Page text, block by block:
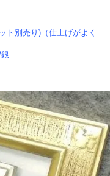
別売り)（仕上げがよく